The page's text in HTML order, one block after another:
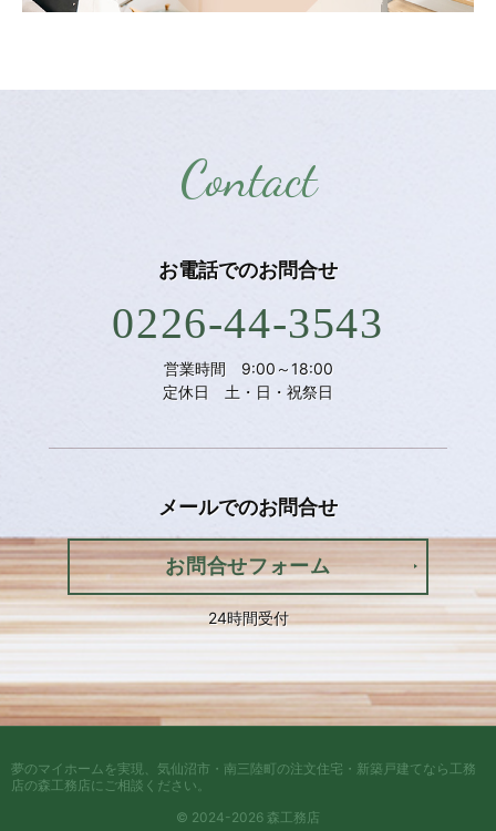
Contact
お電話でのお問合せ
0226-44-3543
営業時間 9:00～18:00
定休日 土・日・祝祭日
メールでのお問合せ
お問合せフォーム
24時間受付
© 2024-2026 森工務店
夢のマイホームを実現、 気仙沼市・南三陸町の注文住宅・新築戸建てなら工務
店の森工務店にご相談ください。